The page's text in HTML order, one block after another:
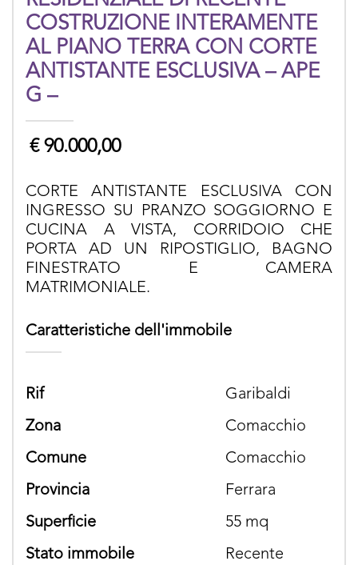
COSTRUZIONE INTERAMENTE
AL PIANO TERRA CON CORTE
ANTISTANTE ESCLUSIVA – APE
G –
€90.000,00
CORTE ANTISTANTE ESCLUSIVA CON
INGRESSO SU PRANZO SOGGIORNO E
CUCINA A VISTA, CORRIDOIO CHE
PORTA AD UN RIPOSTIGLIO, BAGNO
FINESTRATO E CAMERA
MATRIMONIALE.
Caratteristiche dell'immobile
rif
Garibaldi
zona
Comacchio
comune
Comacchio
provincia
Ferrara
superficie
55 mq
stato immobile
Recente